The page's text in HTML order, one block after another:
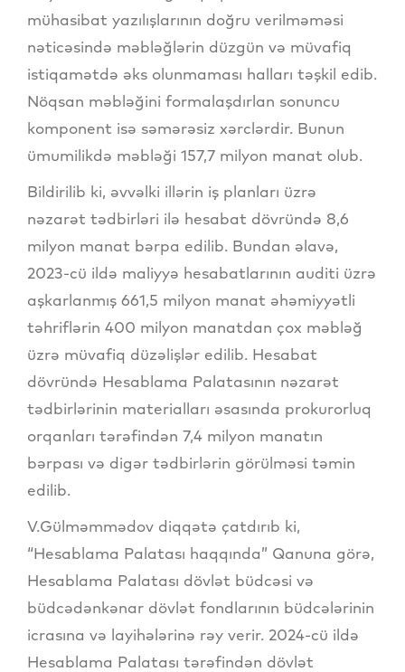
mühasibat yazılışlarının doğru verilməməsi
nəticəsində məbləğlərin düzgün və müvafiq
istiqamətdə əks olunmaması halları təşkil edib.
Nöqsan məbləğini formalaşdırlan sonuncu
komponent isə səmərəsiz xərclərdir. Bunun
ümumilikdə məbləği 157,7 milyon manat olub.
Bildirilib ki, əvvəlki illərin iş planları üzrə
nəzarət tədbirləri ilə hesabat dövründə 8,6
milyon manat bərpa edilib. Bundan əlavə,
2023-cü ildə maliyyə hesabatlarının auditi üzrə
aşkarlanmış 661,5 milyon manat əhəmiyyətli
təhriflərin 400 milyon manatdan çox məbləğ
üzrə müvafiq düzəlişlər edilib. Hesabat
dövründə Hesablama Palatasının nəzarət
tədbirlərinin materialları əsasında prokurorluq
orqanları tərəfindən 7,4 milyon manatın
bərpası və digər tədbirlərin görülməsi təmin
edilib.
V.Gülməmmədov diqqətə çatdırıb ki,
“Hesablama Palatası haqqında” Qanuna görə,
Hesablama Palatası dövlət büdcəsi və
büdcədənkənar dövlət fondlarının büdcələrinin
icrasına və layihələrinə rəy verir. 2024-cü ildə
Hesablama Palatası tərəfindən dövlət